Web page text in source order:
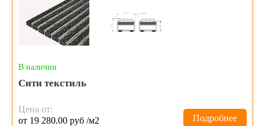
В наличии
Сити текстиль
Цена от:
от 19 280.00 руб /м2
Подробнее